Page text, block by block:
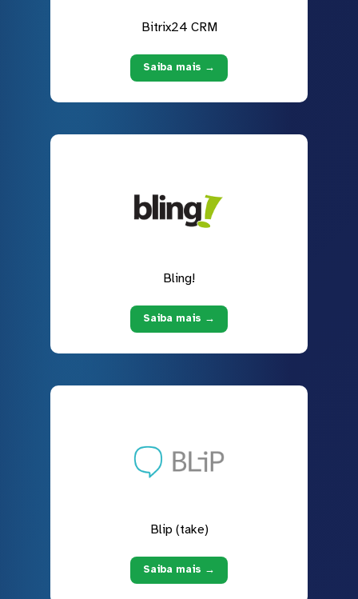
Bitrix24 CRM
Saiba mais →
Bling!
Saiba mais →
Blip (take)
Saiba mais →